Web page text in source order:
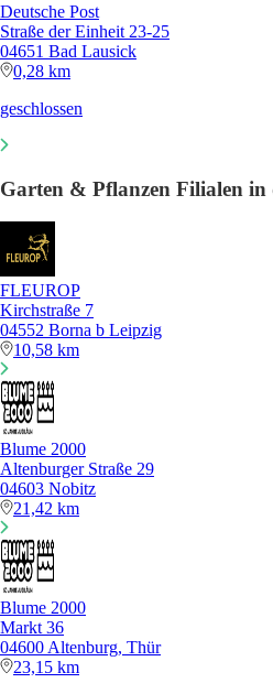
Deutsche Post
Straße der Einheit 23-25
04651 Bad Lausick
0,28 km
geschlossen
Garten & Pflanzen Filialen in
FLEUROP
Kirchstraße 7
04552 Borna b Leipzig
10,58 km
Blume 2000
Altenburger Straße 29
04603 Nobitz
21,42 km
Blume 2000
Markt 36
04600 Altenburg, Thür
23,15 km